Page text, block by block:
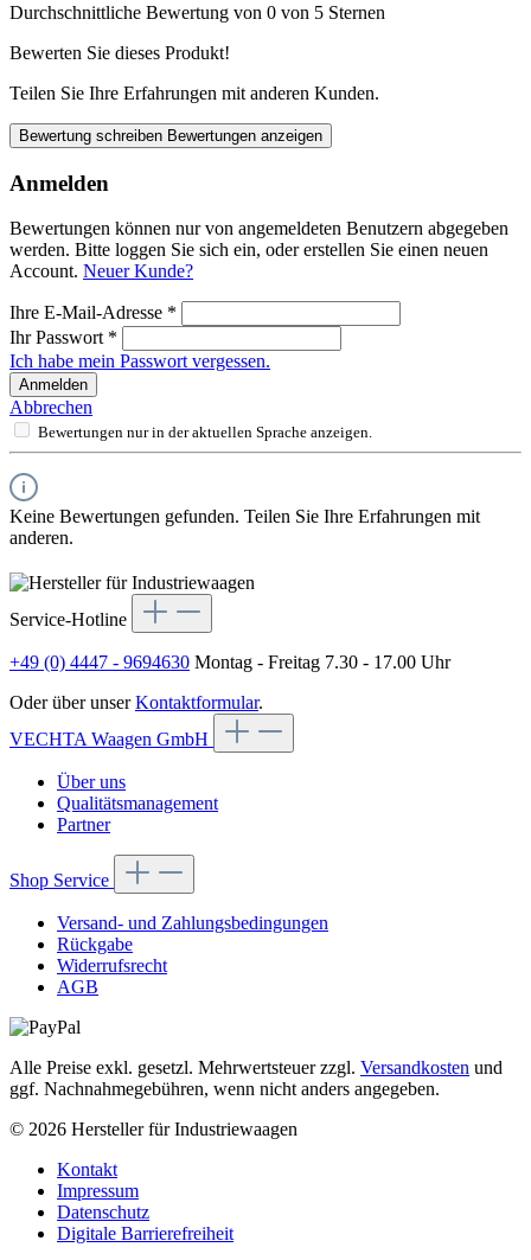
Durchschnittliche Bewertung von 0 von 5 Sternen
Bewerten Sie dieses Produkt!
Teilen Sie Ihre Erfahrungen mit anderen Kunden.
Bewertung schreiben Bewertungen anzeigen
Anmelden
Bewertungen können nur von angemeldeten Benutzern abgegeben
werden. Bitte loggen Sie sich ein, oder erstellen Sie einen neuen
Account. Neuer Kunde?
Ihre E-Mail-Adresse *
Ihr Passwort *
Ich habe mein Passwort vergessen.
Anmelden
Abbrechen
Bewertungen nur in der aktuellen Sprache anzeigen.
Keine Bewertungen gefunden. Teilen Sie Ihre Erfahrungen mit
anderen.
Service-Hotline
+49 (0) 4447 - 9694630 Montag - Freitag 7.30 - 17.00 Uhr
Oder über unserKontaktformular.
VECHTA Waagen GmbH
Über uns
Qualitätsmanagement
Partner
Shop Service
Versand- und Zahlungsbedingungen
Rückgabe
Widerrufsrecht
AGB
Alle Preise exkl. gesetzl. Mehrwertsteuer zzgl. Versandkosten und
ggf. Nachnahmegebühren, wenn nicht anders angegeben.
© 2026 Hersteller für Industriewaagen
Kontakt
Impressum
Datenschutz
Digitale Barrierefreiheit